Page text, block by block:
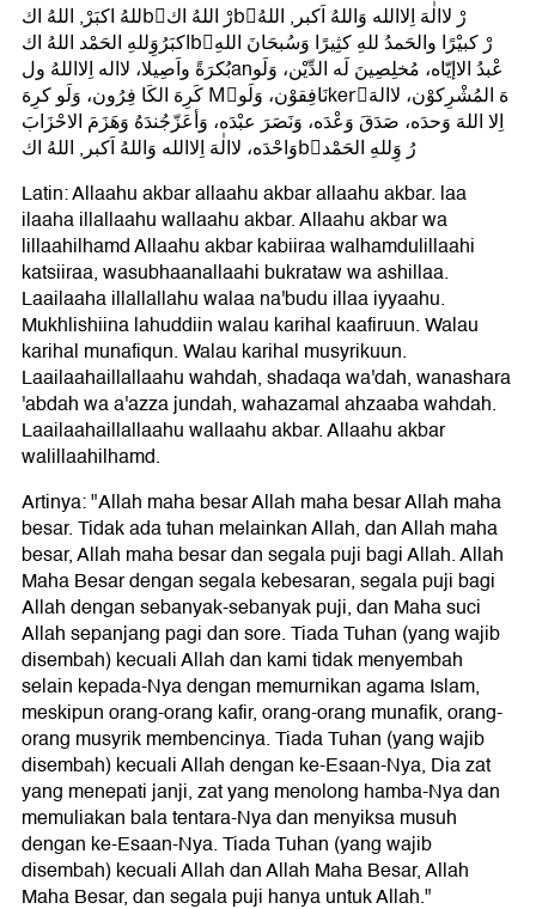
للهُ اكبَرْ, اللهُ اكbَرْ اللهُ اكbَرْ لاالٰهَ اِلاالله وَاللهُ اَكبر, اللهُ
اكبَرُوَِللهِ الحَمْد اللهُ اكbَرْ كبيْرًا والحَمدُ للهِ كثِيرًا وَسُبحَانَ اللهِ
بُكرَةً واَصِيلا، لااله اِلااللهُ ولanعْبدُ الاإيّاه، مُخلِصِينَ لَه الدِّيْن، وَلَو
كَرِهَ الكَا فِرُون، وَلَو كرِهَ Mُنَافِقوْن، وَلَوkerِهَ المُشْرِكوْن، لاالهَ
اِلا اللهَ وَحدَه، صَدَقَ وَعْدَه، وَنَصَرَ عبْدَه، وَأعَزّجُندَهُ وَهَزَمَ الاحْزَابَ
وَاحْدَه، لاالٰهَ اِلاالله وَاللهُ اَكبر, اللهُ اكbَرُ وَِللهِ الحَمْد
Latin: Allaahu akbar allaahu akbar allaahu akbar. laa
ilaaha illallaahu wallaahu akbar. Allaahu akbar wa
lillaahilhamd Allaahu akbar kabiiraa walhamdulillaahi
katsiiraa, wasubhaanallaahi bukrataw wa ashillaa.
Laailaaha illallallahu walaa na'budu illaa iyyaahu.
Mukhlishiina lahuddiin walau karihal kaafiruun. Walau
karihal munafiqun. Walau karihal musyrikuun.
Laailaahaillallaahu wahdah, shadaqa wa'dah, wanashara
'abdah wa a'azza jundah, wahazamal ahzaaba wahdah.
Laailaahaillallaahu wallaahu akbar. Allaahu akbar
walillaahilhamd.
Artinya: "Allah maha besar Allah maha besar Allah maha
besar. Tidak ada tuhan melainkan Allah, dan Allah maha
besar, Allah maha besar dan segala puji bagi Allah. Allah
Maha Besar dengan segala kebesaran, segala puji bagi
Allah dengan sebanyak-sebanyak puji, dan Maha suci
Allah sepanjang pagi dan sore. Tiada Tuhan (yang wajib
disembah) kecuali Allah dan kami tidak menyembah
selain kepada-Nya dengan memurnikan agama Islam,
meskipun orang-orang kafir, orang-orang munafik, orang-
orang musyrik membencinya. Tiada Tuhan (yang wajib
disembah) kecuali Allah dengan ke-Esaan-Nya, Dia zat
yang menepati janji, zat yang menolong hamba-Nya dan
memuliakan bala tentara-Nya dan menyiksa musuh
dengan ke-Esaan-Nya. Tiada Tuhan (yang wajib
disembah) kecuali Allah dan Allah Maha Besar, Allah
Maha Besar, dan segala puji hanya untuk Allah."